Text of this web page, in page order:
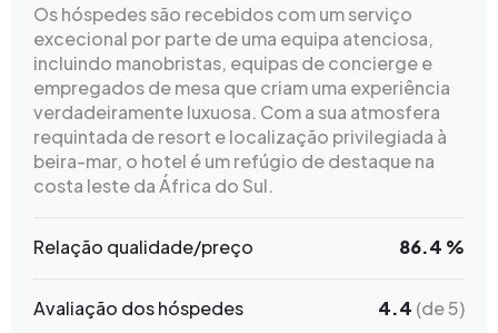
Os hóspedes são recebidos com um serviço
excecional por parte de uma equipa atenciosa,
incluindo manobristas, equipas de concierge e
empregados de mesa que criam uma experiência
verdadeiramente luxuosa. Com a sua atmosfera
requintada de resort e localização privilegiada à
beira-mar, o hotel é um refúgio de destaque na
costa leste da África do Sul.
Relação qualidade/preço 86.4 %
Avaliação dos hóspedes 4.4 (de 5)